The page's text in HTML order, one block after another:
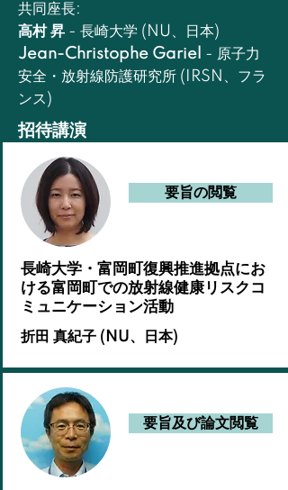
共同座長:
高村 昇 - 長崎大学 (NU、日本)
Jean-Christophe Gariel - 原子力
安全・放射線防護研究所 (IRSN、フラ
ンス)
招待講演
要旨の閲覧
長崎大学・富岡町復興推進拠点にお
ける富岡町での放射線健康リスクコ
ミュニケーション活動
折田 真紀子 (NU、日本)
要旨及び論文閲覧